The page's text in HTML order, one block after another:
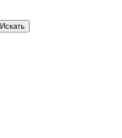
Искать